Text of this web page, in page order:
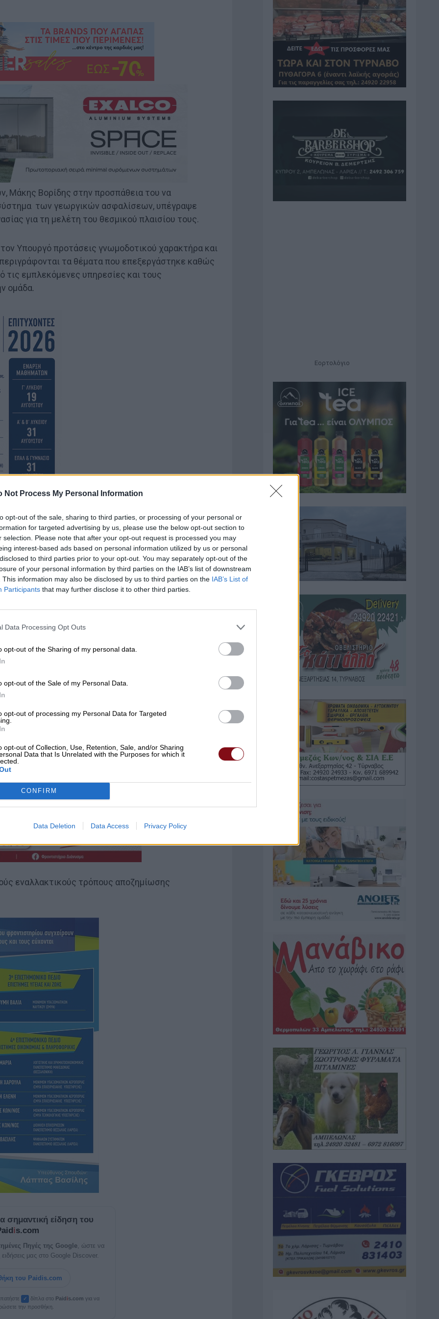
Not Process My Personal Information
opt-out of the sale, sharing to third parties, or processing of your personal or
for targeted advertising by us, please use the below opt-out section to
selection. Please note that after your opt-out request is processed you may
interest-based ads based on personal information utilized by us or personal
to third parties prior to your opt-out. You may separately opt-out of the
of your personal information by third parties on the IAB’s list of downstream
This information may also be disclosed by us to third parties on the IAB’s List of
Participants that may further disclose it to other third parties.
Data Processing Opt Outs
opt-out of the Sharing of my personal data.
opt-out of the Sale of my Personal Data.
opt-out of processing my Personal Data for Targeted
opt-out of Collection, Use, Retention, Sale, and/or Sharing
Data that Is Unrelated with the Purposes for which it
CONFIRM
Data Deletion Data Access Privacy Policy
Μάκης Βορίδης στην προσπάθεια του να
των γεωργικών ασφαλίσεων, υπέγραψε
για τη μελέτη του θεσμικού πλαισίου τους.
Υπουργό προτάσεις γνωμοδοτικού χαρακτήρα και
τα θέματα που επεξεργάστηκε καθώς
τις εμπλεκόμενες υπηρεσίες και τους
ομάδα.
τη διαχρονική εξέλιξη του ισχύοντος θεσμικού
αλλά και σε άλλες ευρωπαϊκές χώρες ενώ θα
εκμεταλλεύσεων και των αντίστοιχων
εναλλακτικούς τρόπους αποζημίωσης
σημαντική είδηση του
is.com
Πηγές της Google, ώστε να
ειδήσεις μας στο Google Discover.
του Paidis.com
✓ δίπλα στο Paidis.com για να
την προσθήκη.
Εορτολόγιο